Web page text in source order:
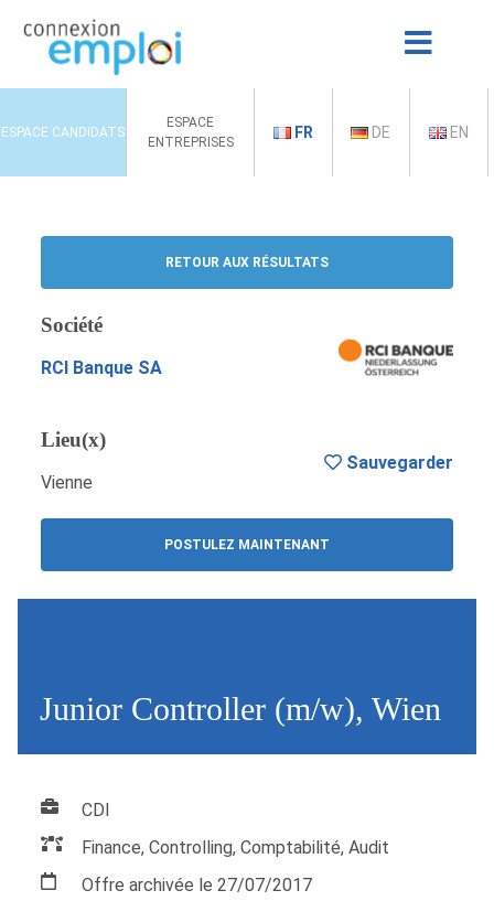
ESPACE CANDIDATS
ESPACE
ENTREPRISES
FR DE EN
RETOUR AUX RÉSULTATS
Société
RCI Banque SA
Lieu(x)
Vienne
POSTULEZ MAINTENANT
Sauvegarder
Junior Controller (m/w), Wien
CDI
Finance, Controlling, Comptabilité, Audit
Offre archivée le 27/07/2017